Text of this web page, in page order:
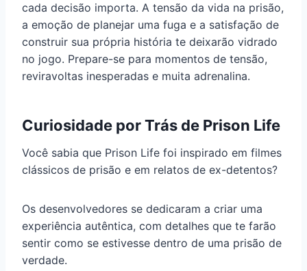
cada decisão importa. A tensão da vida na prisão,
a emoção de planejar uma fuga e a satisfação de
construir sua própria história te deixarão vidrado
no jogo. Prepare-se para momentos de tensão,
reviravoltas inesperadas e muita adrenalina.
Curiosidade por Trás de Prison Life
Você sabia que Prison Life foi inspirado em filmes
clássicos de prisão e em relatos de ex-detentos?
Os desenvolvedores se dedicaram a criar uma
experiência autêntica, com detalhes que te farão
sentir como se estivesse dentro de uma prisão de
verdade.